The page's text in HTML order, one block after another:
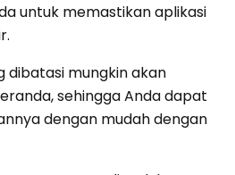
untuk memastikan aplikasi
dibatasi mungkin akan
sehingga Anda dapat
dengan mudah dengan